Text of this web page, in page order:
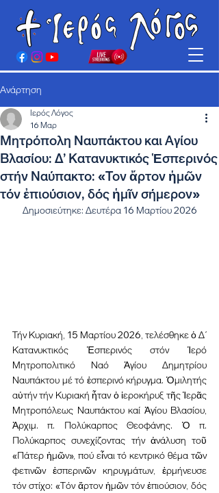
Ανάρτηση
Μητρόπολη Ναυπάκτου και Αγίου
Βλασίου: Δ’ Κατανυκτικός Ἑσπερινός
στήν Ναύπακτο: «Τον ἄρτον ἡμῶν
τόν ἐπιούσιον, δός ἡμῖν σήμερον»
Ιερός Λόγος
16 Μαρ
Δημοσιεύτηκε: Δευτέρα 16 Μαρτίου 2026
Τήν Κυριακή, 15 Μαρτίου 2026, τελέσθηκε ὁ Δ΄
Κατανυκτικός Ἑσπερινός στόν Ἱερό
Μητροπολιτικό Ναό Ἁγίου Δημητρίου
Ναυπάκτου μέ τό ἑσπερινό κήρυγμα. Ὁμιλητής
αὐτήν τήν Κυριακή ἦταν ὁ ἱεροκήρυξ τῆς Ἱερᾶς
Μητροπόλεως Ναυπάκτου καί Ἁγίου Βλασίου,
Ἀρχιμ. π. Πολύκαρπος Θεοφάνης. Ὁ π.
Πολύκαρπος συνεχίζοντας τήν ἀνάλυση τοῦ
«Πάτερ ἡμῶν», πού εἶναι τό κεντρικό θέμα τῶν
φετινῶν ἑσπερινῶν κηρυγμάτων, ἑρμήνευσε
τόν στίχο: «Τόν ἄρτον ἡμῶν τόν ἐπιούσιον, δός